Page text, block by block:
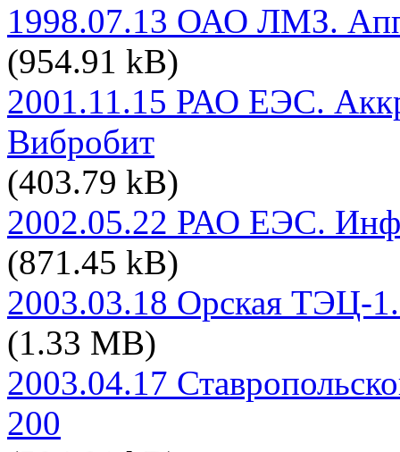
1998.07.13 ОАО ЛМЗ.
(954.91 kB)
2001.11.15 РАО ЕЭС.
Вибробит
(403.79 kB)
2002.05.22 РАО ЕЭС.
(871.45 kB)
2003.03.18 Орская ТЭЦ-
(1.33 MB)
2003.04.17
200